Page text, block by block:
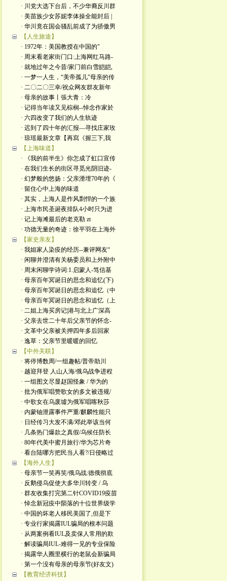
· 川党大选下台后，不少华裔反川群
· 美苗族少女苏妮李体操全能封后 |
· 华川竟在国会骚乱前成了为骄傲男
【人生旅途】
· 1972年：美国教授在中国的"
· 周末看老家街门口:上海网红马路-
· 就地过年之今昔/家门前白雪皑皑,
· 一梦一人生，“美帝孤儿”母亲的传
· 二〇二〇三幸/祝众网友群友新年
· 母亲的故事丨張大青：​冷
· 记得当年读又见棕榈--悼念作家於
· 六四改变了我们的人生轨迹
· 迟到了四十年的汇报—寻找庄家玫
· 琼瑶最新文章【再寫《握三下,我
【上海味道】
· 《我的前半生》你怎成了虹口宣传
· 在我们生长的街区寻觅光阴旧迹-
· 幻梦般的悠扬：父亲湮埋70年的《
· 留住心中上海的味道
· 其实，上海人是作风剽悍的一个族
· 上海市民圣诞夜排队4小时只为进
· 记上海滩最后的老克勒 zt
· 功德无量的奇迹：徐平羽在上海外
【家史亲友】
· 我姐家人染疫的经历--兼评网友“
· 闲聊并澄清有关杨委员和上外附中
· 周末闲聊学诗词:1.启蒙人-笃信基
· 母亲百年冥诞日的思念和追忆(下)
· 母亲百年冥诞日的思念和追忆（中
· 母亲百年冥诞日的思念和追忆（上
· 二姐上海买房记|港与北上广深高
· 父亲去世二十年后父亲节的怀念-
· 文革中父亲被关押四年多后回家
· 逸草：父亲节里暖暖的回忆
【中外关联】
· 将停博数周/一组趣帖/普帝助川
· 越迎拜登 人山人海/俄乌战争进程
· 一组图文尽显赵国怪象 / 华为的
· 批为俄军唱赞歌女的多文被违规/
· 中歌女在乌废墟为俄军唱喀秋莎
· 内蒙铀泄露事件严重/麒麟性能只
· 日经传习大发不满/邓此举该当何
· 几条热门爆款之真假/乌候任防长
· 80年代美中蜜月旅行/华为芯片奇
· 看台陆哪方把民当人看?/日侵略过
【海外人生】
· 母亲节一笑再笑/俄乌战:德俄彻底
· 反鹅侵乌促使大多华川转变 / 乌
· 群友收集打完第二针COVID19疫苗
· 悼念新冠疫中陨落的十位世界级学
· 中国的坏老人移民美国了,但是下
· 专业行家揭露IUL骗局的根本问题
· 从两案例看IUL及卖保人常用的欺
· 解读骗局IUL-难得一见的专业保险
· 揭露华人圈里横行的老鼠会新骗局
· 第一个没有母亲的母亲节(好友文)
【教育经济科技】